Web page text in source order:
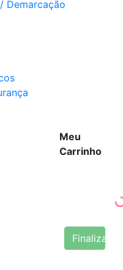
Demarcação
Meu
Carrinho
Finalizar